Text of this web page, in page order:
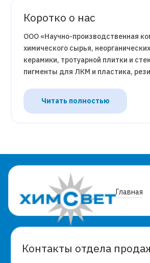
Коротко о нас
ООО «Научно-производственная
химического сырья,
керамики, тротуарной плитки и
пигменты для ЛКМ и пластика,
Читать полностью
Главная
Контакты отдела